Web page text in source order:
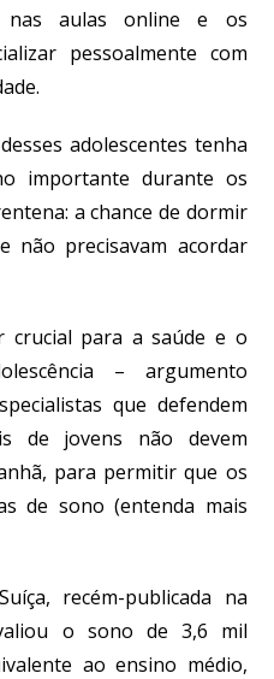
nas aulas online e os
pessoalmente com
adolescentes tenha
importante durante os
a chance de dormir
não precisavam acordar
para a saúde e o
– argumento
que defendem
de jovens não devem
para permitir que os
de sono (entenda mais
recém-publicada na
o sono de 3,6 mil
ao ensino médio,